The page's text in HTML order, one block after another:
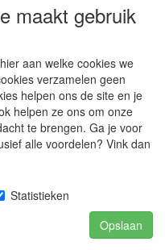
maakt gebruik
aan welke cookies we
verzamelen geen
helpen ons de site en je
helpen ze ons om onze
te brengen. Ga je voor
alle voordelen? Vink dan
Statistieken
Opslaan